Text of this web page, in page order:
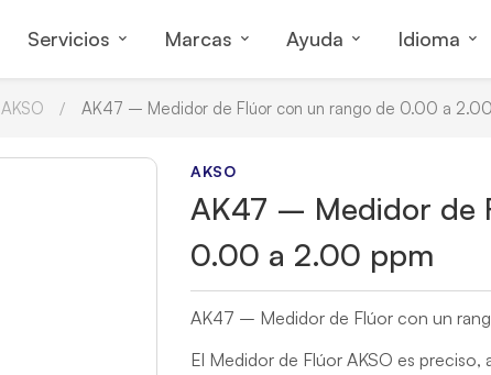
Servicios Marcas Ayuda Idioma
AKSO AK47 – Medidor de Flúor con un rango de 0.00 a
AKSO
AK47 – Medidor de
0.00 a 2.00 ppm
AK47 – Medidor de Flúor con un
El Medidor de Flúor AKSO es